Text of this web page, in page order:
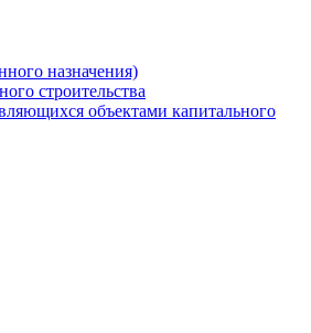
назначения)
строительства
объектами капитального